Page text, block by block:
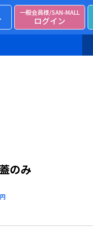
一般会員様/SAN-MALL
ログイン
のみ
円